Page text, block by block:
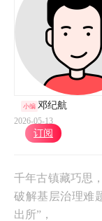
邓纪航
小编
2026-05-13
订阅
千年古镇藏巧思
破解基层治理难
出所”，